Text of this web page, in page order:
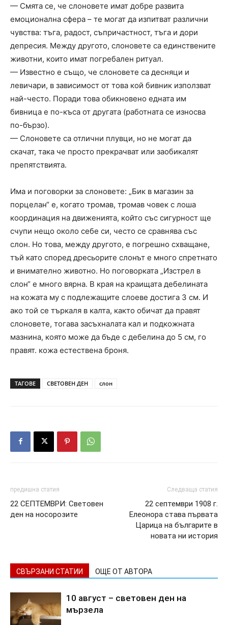
— Смята се, че слоновете имат добре развита
емоционална сфера – те могат да изпитват различни
чувства: тъга, радост, съпричастност, тъга и дори
депресия. Между другото, слоновете са единствените
животни, които имат погребален ритуал.
— Известно е също, че слоновете са десняци и
левичари, в зависимост от това кой бивник използват
най-често. Поради това обикновено едната им
бивница е по-къса от другата (работната се износва
по-бързо).
— Слоновете са отлични плувци, но не могат да
скачат, така че просто прекрачват или заобикалят
препятствията.
Има и поговорки за слоновете: „Бик в магазин за
порцелан“ е, когато тромав, тромав човек с лоша
координация на движенията, който със сигурност ще
счупи нещо около себе си, често се сравнява със
слон. Но това, между другото, е погрешно схващане,
тъй като според дресьорите слонът е много спретнато
и внимателно животно. Но поговорката „Изстрел в
слон“ е много вярна. В края на краищата дебелината
на кожата му с подлежащите слоеве достига 3 см. И
ако той се търкаля в калта, както обичат да правят
слоновете, тогава засъхналата кал и подкожната
мазнина, която може да бъде с дебелина до 5 см, го
правят. кожа естествена броня.
ТАГОВЕ СВЕТОВЕН ДЕН слон
предишна статия
22 СЕПТЕМВРИ: Световен
ден на носорозите
Следваща статия
22 септември 1908 г.
Елеонора става първата
Царица на българите в
новата ни история
СВЪРЗАНИ СТАТИИ ОЩЕ ОТ АВТОРА
10 август – световен ден на
мързела